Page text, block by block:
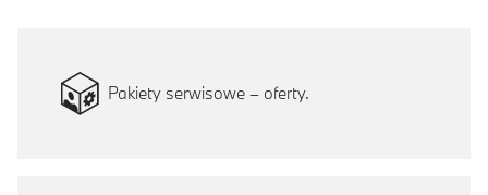
Pakiety serwisowe – oferty.